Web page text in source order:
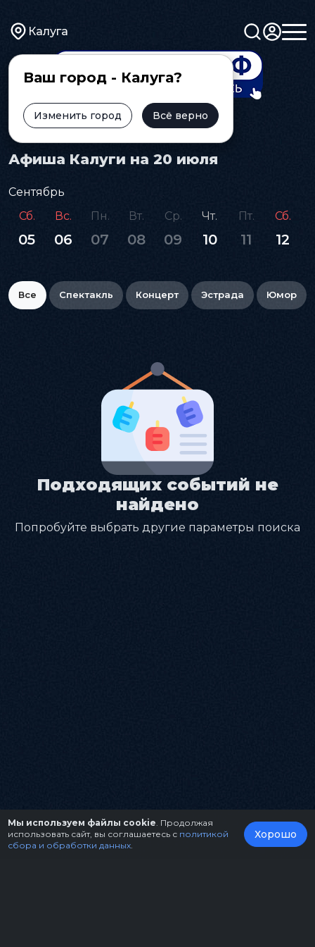
Калуга
Ваш город - Калуга?
Изменить город Всё верно
Главная Афиша
Афиша Калуги на 20 июля
Сентябрь
Сб.
05
Вс.
06
Пн.
07
Вт.
08
Ср.
09
Чт.
10
Пт.
11
Сб.
12
Все Спектакль Концерт Эстрада Юмор
Подходящих событий не
найдено
Попробуйте выбрать другие параметры поиска
Мы используем файлы cookie . Продолжая
использовать сайт, вы соглашаетесь с политикой
сбора и обработки данных
Хорошо